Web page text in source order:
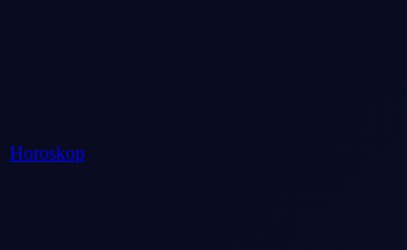
Horoskop